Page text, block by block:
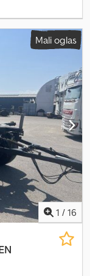
Mali oglas
1 / 16